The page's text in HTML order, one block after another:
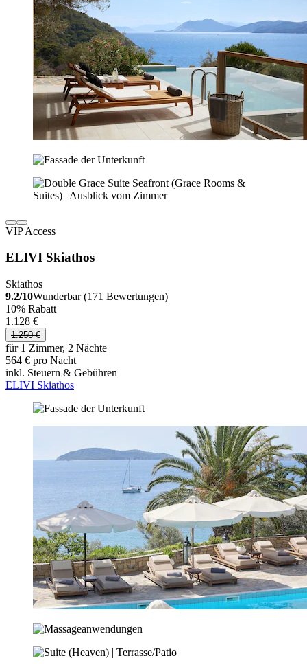
VIP Access
ELIVI Skiathos
Skiathos
9.2/10Wunderbar (171 Bewertungen)
10% Rabatt
1.128 €
1.250 €
für 1 Zimmer, 2 Nächte
564 € pro Nacht
inkl. Steuern & Gebühren
ELIVI Skiathos